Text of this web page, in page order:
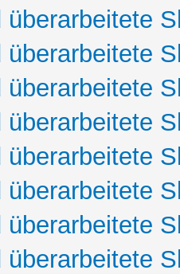
überarbeitete
überarbeitete
überarbeitete
überarbeitete
überarbeitete
überarbeitete
überarbeitete
überarbeitete